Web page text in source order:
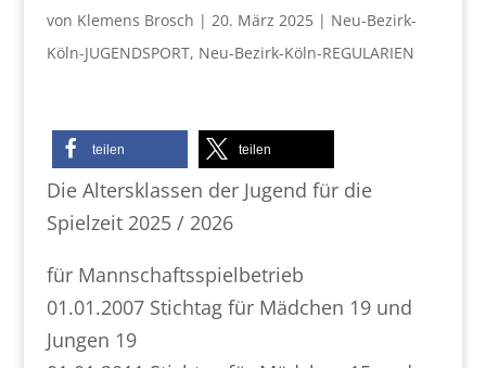
von Klemens Brosch | 20. März 2025| Neu-Bezirk-
Köln-JUGENDSPORT, Neu-Bezirk-Köln-REGULARIEN
teilen teilen
Die Altersklassen der Jugend für die
Spielzeit 2025 / 2026
für Mannschaftsspielbetrieb
01.01.2007 Stichtag für Mädchen 19 und
Jungen 19